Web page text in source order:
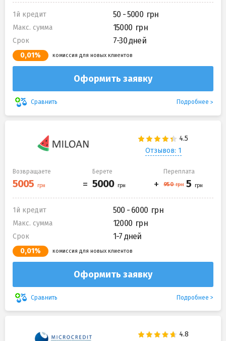
1й кредит 50 - 5000
Макс. сумма 15000
Срок 7-30 дней
0,01% комиссия для новых клиентов
Оформить заявку
Сравнить Подробнее
Отзывов: 1
Возвращаете Берете Переплата
1й кредит 500 - 6000
Макс. сумма 12000
Срок 1-7 дней
0,01% комиссия для новых клиентов
Оформить заявку
Сравнить Подробнее